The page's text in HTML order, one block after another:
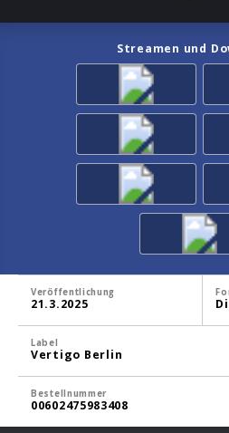
Streamen und
Veröffentlichung
21.3.2025
Label
Vertigo Berlin
Bestellnummer
00602475983408